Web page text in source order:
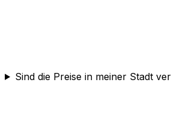
Sind die Preise in meiner Stadt